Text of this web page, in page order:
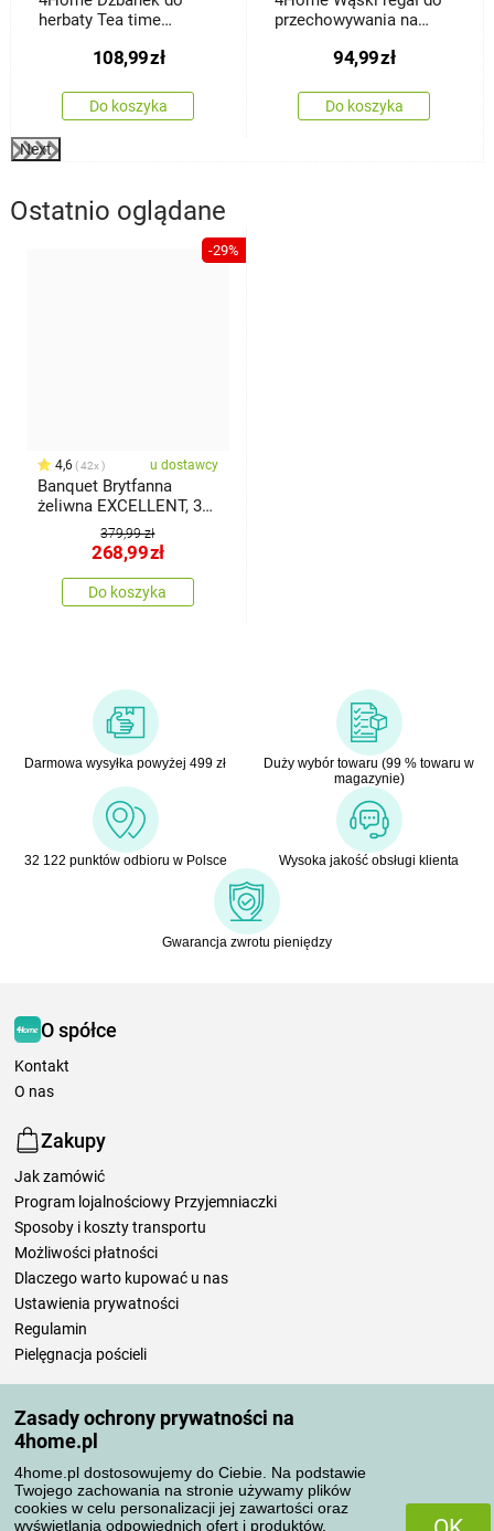
Zasady ochrony prywatności na
4home.pl
4home.pl dostosowujemy do Ciebie. Na podstawie
Twojego zachowania na stronie używamy plików
cookies w celu personalizacji jej zawartości oraz
wyświetlania odpowiednich ofert i produktów.
herbaty Tea time
108,99zł
Do koszyka
przechowywania na
94,99zł
Do koszyka
Next
Ostatnio oglądane
-29%
4,6 42x u dostawcy
Banquet Brytfanna
żeliwna EXCELLENT, 39
x 26 x 14 cm379,99 zł
268,99zł
Do koszyka
Darmowa wysyłka powyżej 499 zł
Duży wybór towaru (99 % towaru w
magazynie)
32 122 punktów odbioru w Polsce Wysoka jakość obsługi klienta
Gwarancja zwrotu pieniędzy
O spółce
Kontakt
O nas
Zakupy
Jak zamówić
Program lojalnościowy Przyjemniaczki
Sposoby i koszty transportu
Możliwości płatności
Dlaczego warto kupować u nas
Ustawienia prywatności
Regulamin
Pielęgnacja pościeli
Moje konto
Moje zamówienia
Reklamacje
Odstąpienie od umowy